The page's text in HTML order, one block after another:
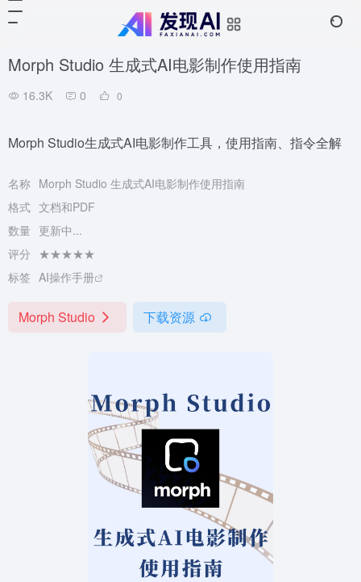
Morph Studio 生成式AI电影制作使用指南
16.3K 0 0
Morph Studio生成式AI电影制作工具，使用指南、指令全解
名称 Morph Studio 生成式AI电影制作使用指南
格式 文档和PDF
数量 更新中...
评分 ★★★★★
标签 AI操作手册
Morph Studio 下载资源